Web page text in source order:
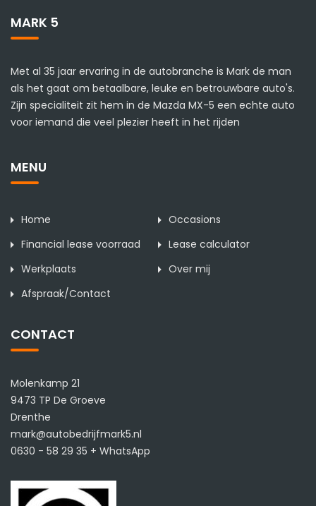
MARK 5
Met al 35 jaar ervaring in de autobranche is Mark de man
als het gaat om betaalbare, leuke en betrouwbare auto's.
Zijn specialiteit zit hem in de Mazda MX-5 een echte auto
voor iemand die veel plezier heeft in het rijden
MENU
Home
Occasions
Financial lease voorraad
Lease calculator
Werkplaats
Over mij
Afspraak/Contact
CONTACT
Molenkamp 21
9473 TP De Groeve
Drenthe
mark@autobedrijfmark5.nl
0630 - 58 29 35 + WhatsApp